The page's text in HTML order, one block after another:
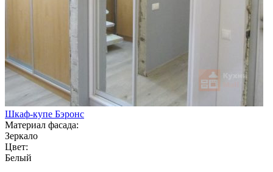
Шкаф-купе Бэронс
Материал фасада:
Зеркало
Цвет:
Белый